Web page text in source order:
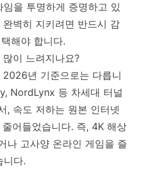
을 투명하게 증명하고 있
벽히 지키려면 반드시 감
해야 합니다.
이 느려지나요?
년 기준으로는 다릅니
NordLynx 등 차세대 터널
, 속도 저하는 원본 인터넷
어들었습니다. 즉, 4K 해상
나 고사양 온라인 게임을 즐
니다.